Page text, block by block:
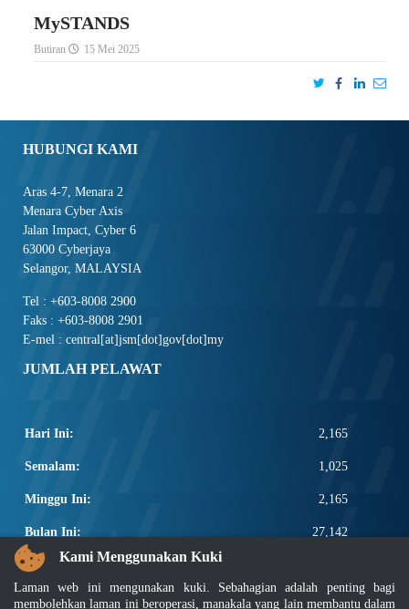
MySTANDS
Butiran 15 Mei 2025
HUBUNGI KAMI
Aras 4-7, Menara 2
Menara Cyber Axis
Jalan Impact, Cyber 6
63000 Cyberjaya
Selangor, MALAYSIA
Tel : +603-8008 2900
Faks : +603-8008 2901
E-mel : central[at]jsm[dot]gov[dot]my
JUMLAH PELAWAT
Hari Ini: 2,165
Semalam: 1,025
Minggu Ini: 2,165
Bulan Ini: 27,142
Total:
PAUTAN POPULAR
Kami Menggunakan Kuki
Laman web ini mengunakan kuki. Sebahagian adalah penting bagi
membolehkan laman ini beroperasi, manakala yang lain membantu dalam